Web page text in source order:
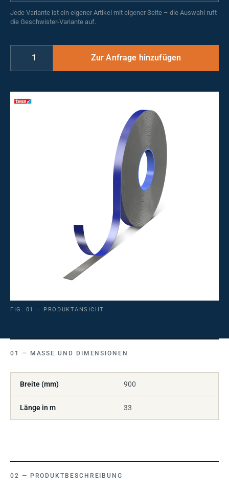
Jede Variante ist ein eigener Artikel mit eigener Seite – die Auswahl ruft
die Geschwister-Variante auf.
FIG. 01 — PRODUKTANSICHT
MASSE UND DIMENSIONEN
Breite (mm) 900
Länge in m 33
PRODUKTBESCHREIBUNG